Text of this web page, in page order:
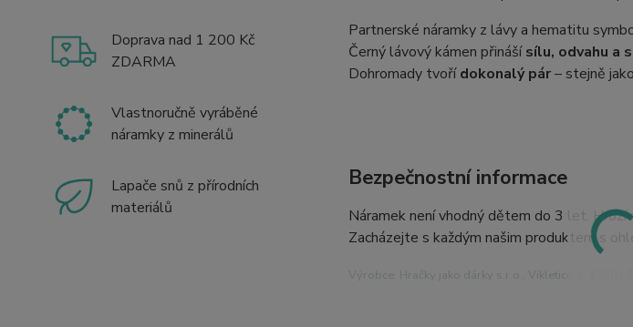
Doprava nad 1 200 Kč
ZDARMA
Vlastnoručně vyráběné
náramky z minerálů
Lapače snů z přírodních
materiálů
Partnerské náramky z lávy a hematitu
Černý lávový kámen přinášísílu, odvahu a
Dohromady tvořídokonalý pár– stejně
Bezpečnostní informace
Náramek není vhodný dětem do 3 let.
Zacházejte s každým našim produktem s
Výrobce: Hračky jako dárky s.r.o., Vikletice 3, 43801